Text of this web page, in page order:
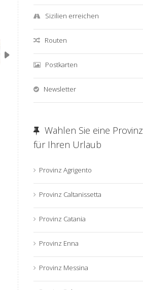
Sizilien erreichen
Routen
Postkarten
Newsletter
Wahlen Sie eine Provinz
für Ihren Urlaub
Provinz Agrigento
Provinz Caltanissetta
Provinz Catania
Provinz Enna
Provinz Messina